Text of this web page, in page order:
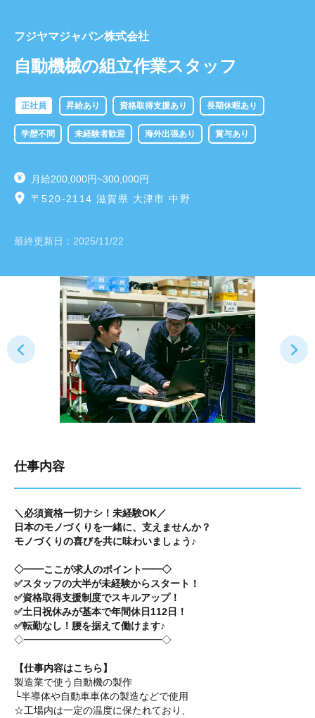
フジヤマジャパン株式会社
自動機械の組立作業スタッフ
正社員 昇給あり 資格取得支援あり 長期休暇あり
学歴不問 未経験者歓迎 海外出張あり 賞与あり
月給200,000円~300,000円
〒520-2114 滋賀県 大津市 中野
最終更新日： 2025/11/22
仕事内容
＼必須資格一切ナシ！未経験OK／
日本のモノづくりを一緒に、支えませんか？
モノづくりの喜びを共に味わいましょう♪
◇━━ここが求人のポイント━━◇
✅スタッフの大半が未経験からスタート！
✅資格取得支援制度でスキルアップ！
✅土日祝休みが基本で年間休日112日！
✅転勤なし！腰を据えて働けます♪
◇━━━━━━━━━━━━━━◇
【仕事内容はこちら】
製造業で使う自動機の製作
└半導体や自動車車体の製造などで使用
☆工場内は一定の温度に保たれており、